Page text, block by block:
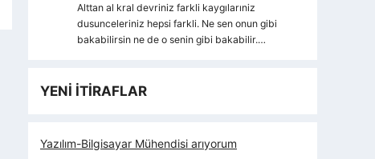
Alttan al kral devriniz farkli kaygılarıniz
dusunceleriniz hepsi farkli. Ne sen onun gibi
bakabilirsin ne de o senin gibi bakabilir.…
YENİ İTİRAFLAR
Yazılım-Bilgisayar Mühendisi arıyorum